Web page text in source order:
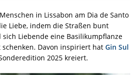
in Lissabon am Dia de Santo
Liebe, indem die Straßen bunt
Liebende eine Basilikumpflanze
Davon inspiriert hat Gin Sul
2025 kreiert.